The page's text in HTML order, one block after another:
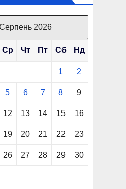
2026
Ср Чт Пт Сб Нд
1 2
5 6 7 8 9
12 13 14 15 16
19 20 21 22 23
26 27 28 29 30